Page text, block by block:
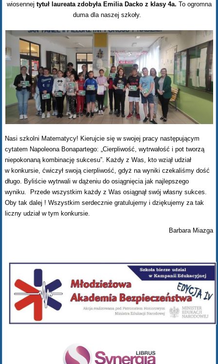
wiosennej tytuł laureata zdobyła Emilia Dacko z klasy 4a. To ogromna
duma dla naszej szkoły.
Nasi szkolni Matematycy! Kierujcie się w swojej pracy następującym
cytatem Napoleona Bonapartego: „Cierpliwość, wytrwałość i pot tworzą
niepokonaną kombinację sukcesu”. Każdy z Was, kto wziął udział
w konkursie, ćwiczył swoją cierpliwość, gdyż na wyniki czekaliśmy dość
długo. Byliście wytrwali w dążeniu do osiągnięcia jak najlepszego
wyniku. Przede wszystkim każdy z Was osiągnął swój własny sukces.
Oby tak dalej ! Wszystkim serdecznie gratulujemy i dziękujemy za tak
liczny udział w tym konkursie.
Barbara Miazga